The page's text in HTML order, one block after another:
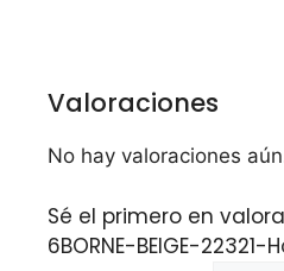
Valoraciones
No hay valoraciones
Sé el primero en
6BORNE-BEIGE-22321-